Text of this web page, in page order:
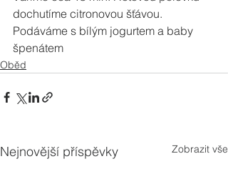
dochutíme citronovou šťávou.
Podáváme s bílým jogurtem a baby
špenátem
Oběd
Nejnovější příspěvky Zobrazit vše